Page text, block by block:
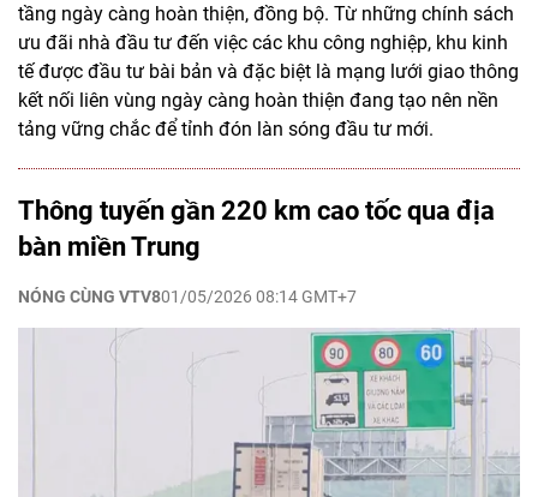
tầng ngày càng hoàn thiện, đồng bộ. Từ những chính sách
ưu đãi nhà đầu tư đến việc các khu công nghiệp, khu kinh
tế được đầu tư bài bản và đặc biệt là mạng lưới giao thông
kết nối liên vùng ngày càng hoàn thiện đang tạo nên nền
tảng vững chắc để tỉnh đón làn sóng đầu tư mới.
Thông tuyến gần 220 km cao tốc qua địa
bàn miền Trung
NÓNG CÙNG VTV801/05/2026 08:14 GMT+7